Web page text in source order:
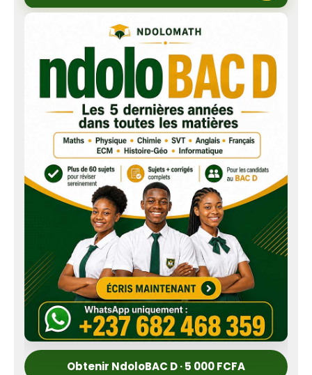
Obtenir NdoloBAC D · 5 000 FCFA